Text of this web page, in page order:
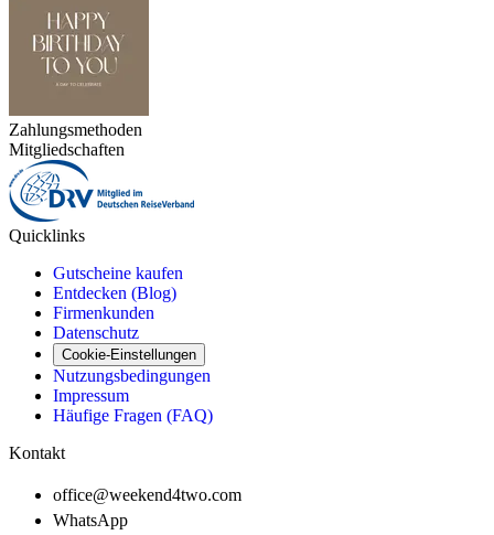
Zahlungsmethoden
Mitgliedschaften
Quicklinks
Gutscheine kaufen
Entdecken (Blog)
Firmenkunden
Datenschutz
Cookie-Einstellungen
Nutzungsbedingungen
Impressum
Häufige Fragen (FAQ)
Kontakt
office@weekend4two.com
WhatsApp